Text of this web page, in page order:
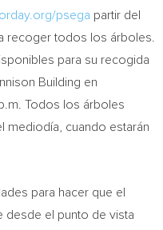
psega partir del
recoger todos los árboles.
para su recogida
Building en
Todos los árboles
mediodía, cuando estarán
para hacer que el
desde el punto de vista